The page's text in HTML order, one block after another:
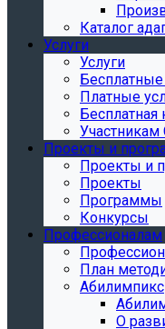
Каталог
Услуги
Услуги
Бесплатные
Платные
Проекты и
Проекты и
Проекты
Программы
Конкурсы
Профессионалам
План
Абилимпикс
О